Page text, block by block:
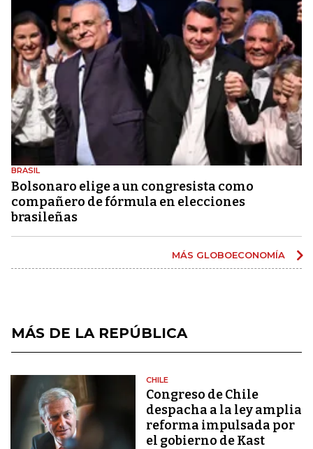
BRASIL
Bolsonaro elige a un congresista como
compañero de fórmula en elecciones
brasileñas
MÁS GLOBOECONOMÍA
MÁS DE LA REPÚBLICA
CHILE
Congreso de Chile
despacha a la ley amplia
reforma impulsada por
el gobierno de Kast